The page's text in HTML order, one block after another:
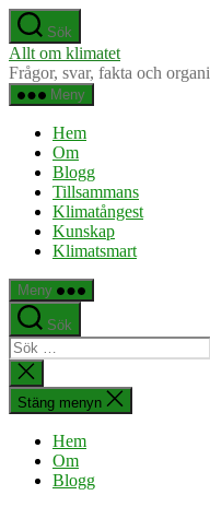
Hoppa
till
innehåll
Sök
Allt om klimatet
Frågor, svar, fakta och
Meny
Hem
Om
Blogg
Tillsammans
Klimatångest
Kunskap
Klimatsmart
Meny
Sök
Sök
efter:
Stäng
sökningen
Stäng menyn
Hem
Om
Blogg